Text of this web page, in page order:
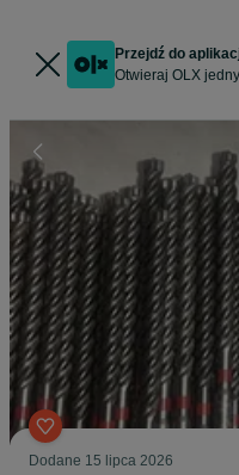
Przejdź do
Otwieraj OLX
Dodane 15 lipca 2026